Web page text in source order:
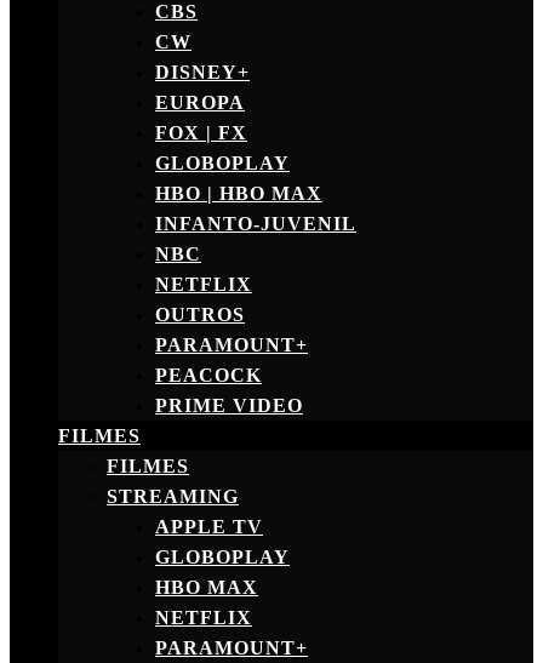
CBS
CW
DISNEY+
EUROPA
FOX | FX
GLOBOPLAY
HBO | HBO MAX
INFANTO-JUVENIL
NBC
NETFLIX
OUTROS
PARAMOUNT+
PEACOCK
PRIME VIDEO
FILMES
FILMES
STREAMING
APPLE TV
GLOBOPLAY
HBO MAX
NETFLIX
PARAMOUNT+